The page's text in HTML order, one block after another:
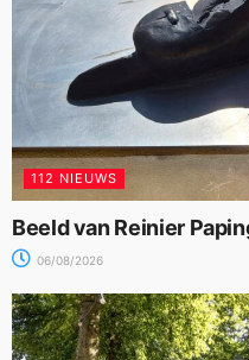
112 NIEUWS
Beeld van Reinier
06/08/2026